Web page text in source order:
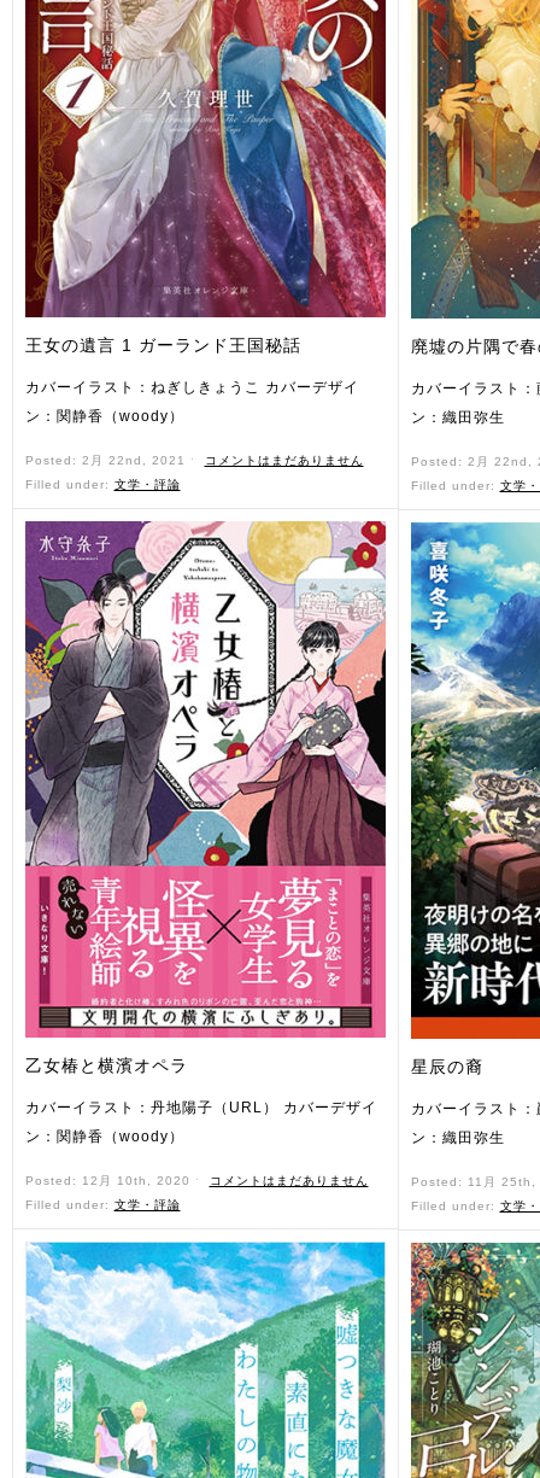
王女の遺言 1 ガーランド王国秘話
カバーイラスト：ねぎしきょうこ カバーデザイ
ン：関静香（woody）
Posted: 2月 22nd, 2021 ˑ
コメントはまだありません
Filled under: 文学・評論
乙女椿と横濱オペラ
カバーイラスト：丹地陽子（URL） カバーデザイ
ン：関静香（woody）
Posted: 12月 10th, 2020 ˑ
コメントはまだありません
Filled under: 文学・評論
廃墟の片隅で
カバーイラスト
ン：織田弥生
Posted: 2月
Filled under: 文学
星辰の裔
カバーイラスト
ン：織田弥生
Posted: 11月
Filled under: 文学